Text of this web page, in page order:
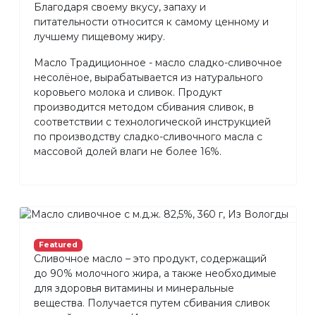
Благодаря своему вкусу, запаху и
питательности относится к самому ценному и
лучшему пищевому жиру.
Масло Традиционное - масло сладко-сливочное
несолёное, вырабатывается из натурального
коровьего молока и сливок. Продукт
производится методом сбивания сливок, в
соответствии с технологической инструкцией
по производству сладко-сливочного масла с
массовой долей влаги не более 16%.
Featured
Сливочное масло – это продукт, содержащий
до 90% молочного жира, а также необходимые
для здоровья витамины и минеральные
вещества. Получается путем сбивания сливок